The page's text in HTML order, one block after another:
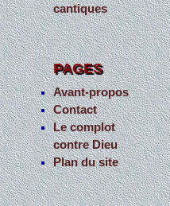
cantiques
PAGES
Avant-propos
Contact
Le complot
contre Dieu
Plan du site